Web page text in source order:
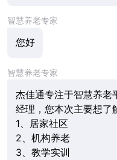
智慧养老专家
您好
智慧养老专家
杰佳通专注于智慧养老
经理，您本次主要想了
1、居家社区
2、机构养老
3、教学实训